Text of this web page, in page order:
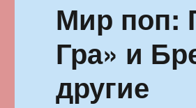
Мир поп:
Гра» и
другие